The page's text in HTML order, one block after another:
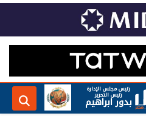
رئيس مجلس الإدارة
رئيس التحرير
بدور ابراهيم